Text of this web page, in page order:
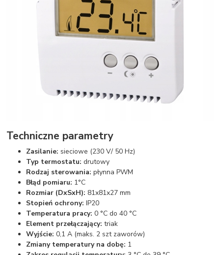
Techniczne parametry
Zasilanie: sieciowe (230 V/ 50 Hz)
Typ termostatu: drutowy
Rodzaj sterowania: płynna PWM
Błąd pomiaru: 1°C
Rozmiar (DxSxH): 81x81x27 mm
Stopień ochrony: IP20
Temperatura pracy: 0 °C do 40 °C
Element przełączający: triak
Wyjście: 0,1 A (maks. 2 szt zaworów)
Zmiany temperatury na dobę: 1